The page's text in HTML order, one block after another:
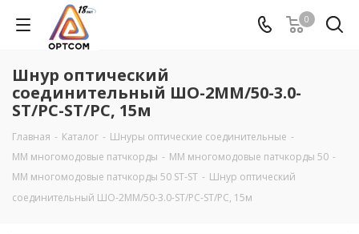
0
Шнур оптический
соединительный ШО-2MM/50-3.0-
ST/PC-ST/PC, 15м
Главная - Каталог - Шнуры оптические соединительные -
MM многомодовые патчкорды - ММ многомодовые патчкорды 50 -
ММ многомодовые патчкорды 50 ST-ST - Шнур оптический
соединительный ШО-2MM/50-3.0-ST/PC-ST/PC, 15м